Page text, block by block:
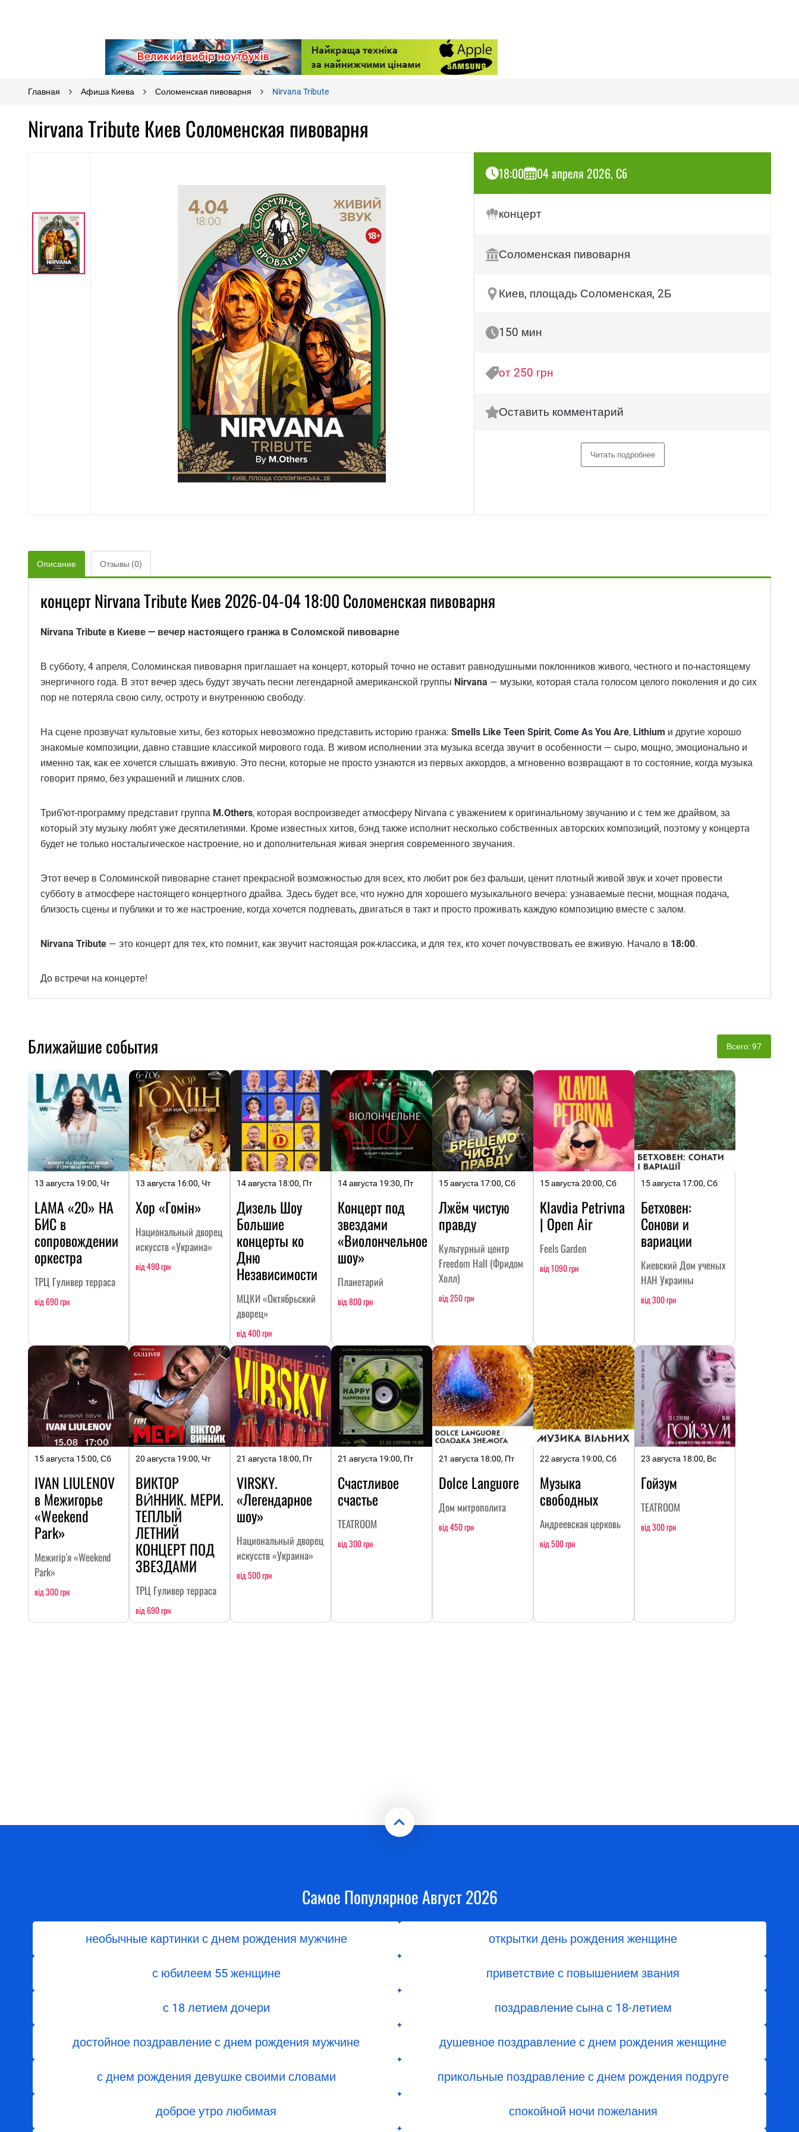
Главная Афиша Киева Соломенская пивоварня Nirvana Tribute
Nirvana Tribute Киев Соломенская пивоварня
18:00 04 апреля 2026, Сб
концерт
Соломенская пивоварня
Киев, площадь Соломенская, 2Б
150 мин
от 250 грн
Оставить комментарий
Читать подробнее
Описание Отзывы (0)
концерт Nirvana Tribute Киев 2026-04-04 18:00 Соломенская пивоварня
Nirvana Tribute в Киеве — вечер настоящего гранжа в Соломской пивоварне
В субботу, 4 апреля, Соломинская пивоварня приглашает на концерт, который точно не оставит равнодушными поклонников живого, честного и по-настоящему
энергичного года. В этот вечер здесь будут звучать песни легендарной американской группы Nirvana — музыки, которая стала голосом целого поколения и до сих
пор не потеряла свою силу, остроту и внутреннюю свободу.
На сцене прозвучат культовые хиты, без которых невозможно представить историю гранжа: Smells Like Teen Spirit, Come As You Are, Lithium и другие хорошо
знакомые композиции, давно ставшие классикой мирового года. В живом исполнении эта музыка всегда звучит в особенности — сыро, мощно, эмоционально и
именно так, как ее хочется слышать вживую. Это песни, которые не просто узнаются из первых аккордов, а мгновенно возвращают в то состояние, когда музыка
говорит прямо, без украшений и лишних слов.
Триб’ют-программу представит группа M.Others, которая воспроизведет атмосферу Nirvana с уважением к оригинальному звучанию и с тем же драйвом, за
который эту музыку любят уже десятилетиями. Кроме известных хитов, бэнд также исполнит несколько собственных авторских композиций, поэтому у концерта
будет не только ностальгическое настроение, но и дополнительная живая энергия современного звучания.
Этот вечер в Соломинской пивоварне станет прекрасной возможностью для всех, кто любит рок без фальши, ценит плотный живой звук и хочет провести
субботу в атмосфере настоящего концертного драйва. Здесь будет все, что нужно для хорошего музыкального вечера: узнаваемые песни, мощная подача,
близость сцены и публики и то же настроение, когда хочется подпевать, двигаться в такт и просто проживать каждую композицию вместе с залом.
Nirvana Tribute — это концерт для тех, кто помнит, как звучит настоящая рок-классика, и для тех, кто хочет почувствовать ее вживую. Начало в 18:00.
До встречи на концерте!
Ближайшие события Всего: 97
13 августа 19:00, Чт
LAMA «20» НА
БИC в
сопровождении
оркестра
ТРЦ Гуливер терраса
від 690 грн
13 августа 16:00, Чт
Хор «Гомін»
Национальный дворец
искусств «Украина»
від 490 грн
14 августа 18:00, Пт
Дизель Шоу
Большие
концерты ко
Дню
Независимости
МЦКИ «Октябрьский
дворец»
від 400 грн
14 августа 19:30, Пт
Концерт под
звездами
«Виолончельное
шоу»
Планетарий
від 800 грн
15 августа 17:00, Сб
Лжём чистую
правду
Культурный центр
Freedom Hall (Фридом
Холл)
від 250 грн
15 августа 20:00, Сб
Klavdia Petrivna
| Open Air
Feels Garden
від 1090 грн
15 августа 17:00, Сб
Бетховен:
Сонови и
вариации
Киевский Дом ученых
НАН Украины
від 300 грн
15 августа 15:00, Сб
IVAN LIULENOV
в Межигорье
«Weekend
Park»
Межигір'я «Weekend
Park»
від 300 грн
20 августа 19:00, Чт
ВИКТОР
ВИ́ННИК. МЕРИ.
ТЕПЛЫЙ
ЛЕТНИЙ
КОНЦЕРТ ПОД
ЗВЕЗДАМИ
ТРЦ Гуливер терраса
від 690 грн
21 августа 18:00, Пт
VIRSKY.
«Легендарное
шоу»
Национальный дворец
искусств «Украина»
від 500 грн
21 августа 19:00, Пт
Счастливое
счастье
TEATROOM
від 300 грн
21 августа 18:00, Пт
Dolce Languore
Дом митрополита
від 450 грн
22 августа 19:00, Сб
Музыка
свободных
Андреевская церковь
від 500 грн
23 августа 18:00, Вс
Гойзум
TEATROOM
від 300 грн
Самое Популярное Август 2026
необычные картинки с днем рождения мужчине открытки день рождения женщине
с юбилеем 55 женщине приветствие с повышением звания
с 18 летием дочери поздравление сына с 18-летием
достойное поздравление с днем рождения мужчине душевное поздравление с днем рождения женщине
с днем рождения девушке своими словами прикольные поздравление с днем рождения подруге
доброе утро любимая спокойной ночи пожелания